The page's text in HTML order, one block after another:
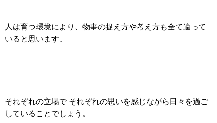
人は育つ環境により、物事の捉え方や考え方も全て違って
いると思います。
それぞれの立場で それぞれの思いを感じながら日々を過ご
していることでしょう。